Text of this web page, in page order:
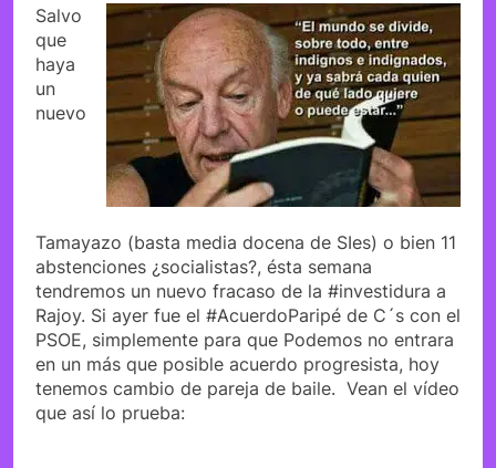
Salvo
que
haya
un
nuevo
Tamayazo (basta media docena de SIes) o bien 11
abstenciones ¿socialistas?, ésta semana
tendremos un nuevo fracaso de la #investidura a
Rajoy. Si ayer fue el #AcuerdoParipé de C´s con el
PSOE, simplemente para que Podemos no entrara
en un más que posible acuerdo progresista, hoy
tenemos cambio de pareja de baile. Vean el vídeo
que así lo prueba: